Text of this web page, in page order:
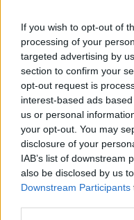
If you wish to opt-out of
processing of your
targeted advertising by
section to confirm your
opt-out request is
interest-based ads
us or personal
your opt-out. You may
disclosure of your
IAB’s list of downstream
also be disclosed by us
Downstream Participants
In evidenza